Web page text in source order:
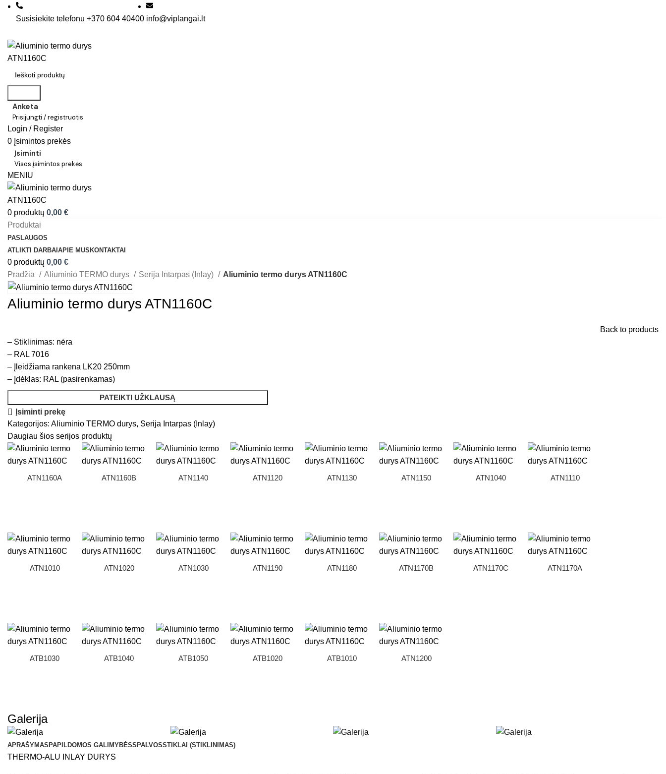
Susisiekite telefonu +370 604 40400 info@viplangai.lt
Anketa
Prisijungti / registruotis
Login / Register
0 Įsimintos prekės
Įsiminti
Visos įsimintos prekės
MENIU
0 produktų 0,00 €
Produktai
PASLAUGOS
ATLIKTI DARBAI APIE MUS KONTAKTAI
0 produktų 0,00 €
Pradžia
Aliuminio TERMO durys Serija Intarpas (Inlay) Aliuminio termo durys ATN1160C
Aliuminio termo durys ATN1160C
Back to products
– Stiklinimas: nėra
– RAL 7016
– Įleidžiama rankena LK20 250mm
– Įdėklas: RAL (pasirenkamas)
PATEIKTI UŽKLAUSĄ
Įsiminti prekę
Kategorijos: Aliuminio TERMO durys, Serija Intarpas (Inlay)
Daugiau šios serijos produktų
ATN1160A ATN1160B ATN1140 ATN1120 ATN1130 ATN1150 ATN1040 ATN1110
ATN1010 ATN1020 ATN1030 ATN1190 ATN1180 ATN1170B ATN1170C ATN1170A
ATB1030 ATB1040 ATB1050 ATB1020 ATB1010 ATN1200
Galerija
APRAŠYMASPAPILDOMOS GALIMYBĖSSPALVOSSTIKLAI (STIKLINIMAS)
THERMO-ALU INLAY DURYS